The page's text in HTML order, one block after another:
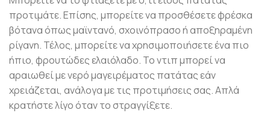
προτιμάτε. Επίσης, μπορείτε να προσθέσετε φρέσκα
βότανα όπως μαϊντανό, σχοινόπρασο ή αποξηραμένη
ρίγανη. Τέλος, μπορείτε να χρησιμοποιήσετε ένα πιο
ήπιο, φρουτώδες ελαιόλαδο. Το ντιπ μπορεί να
αραιωθεί με νερό μαγειρέματος πατάτας εάν
χρειάζεται, ανάλογα με τις προτιμήσεις σας. Απλά
κρατήστε λίγο όταν το στραγγίξετε.